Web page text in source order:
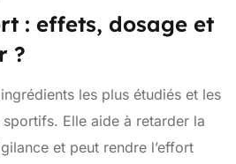
: effets, dosage et
?
les plus étudiés et les
Elle aide à retarder la
et peut rendre l’effort